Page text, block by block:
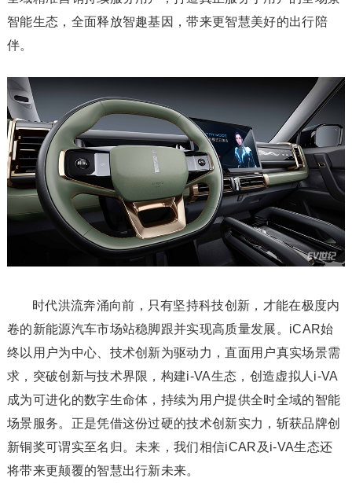
智能生态，全面释放智趣基因，带来更智慧美好的出行陪
伴。
时代洪流奔涌向前，只有坚持科技创新，才能在极度内
卷的新能源汽车市场站稳脚跟并实现高质量发展。iCAR始
终以用户为中心、技术创新为驱动力，直面用户真实场景需
求，突破创新与技术界限，构建i-VA生态，创造虚拟人i-VA
成为可进化的数字生命体，持续为用户提供全时全域的智能
场景服务。正是凭借这份过硬的技术创新实力，斩获品牌创
新铜奖可谓实至名归。未来，我们相信iCAR及i-VA生态还
将带来更颠覆的智慧出行新未来。